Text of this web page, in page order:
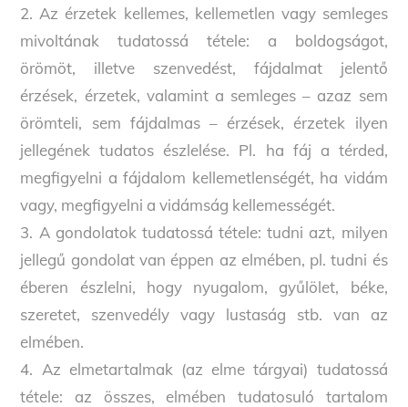
2. Az érzetek kellemes, kellemetlen vagy semleges
mivoltának tudatossá tétele: a boldogságot,
örömöt, illetve szenvedést, fájdalmat jelentő
érzések, érzetek, valamint a semleges – azaz sem
örömteli, sem fájdalmas – érzések, érzetek ilyen
jellegének tudatos észlelése. Pl. ha fáj a térded,
megfigyelni a fájdalom kellemetlenségét, ha vidám
vagy, megfigyelni a vidámság kellemességét.
3. A gondolatok tudatossá tétele: tudni azt, milyen
jellegű gondolat van éppen az elmében, pl. tudni és
éberen észlelni, hogy nyugalom, gyűlölet, béke,
szeretet, szenvedély vagy lustaság stb. van az
elmében.
4. Az elmetartalmak (az elme tárgyai) tudatossá
tétele: az összes, elmében tudatosuló tartalom